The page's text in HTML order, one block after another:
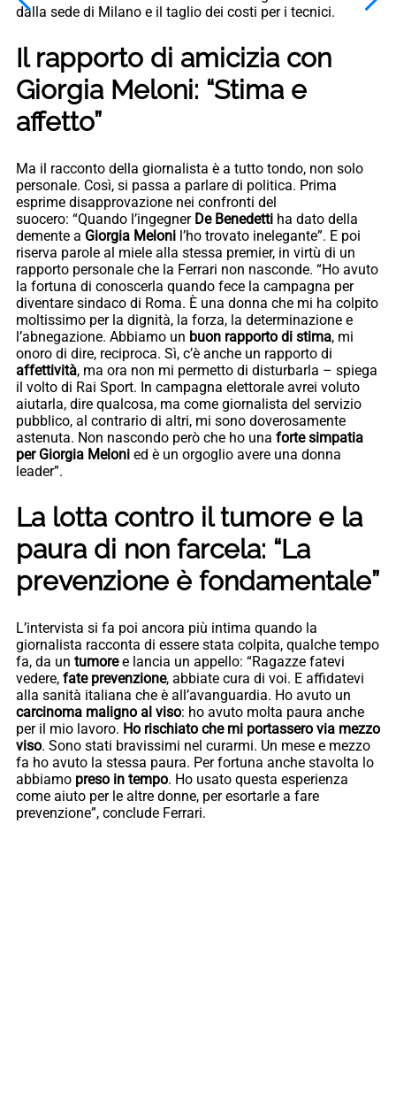
dalla sede di Milano e il taglio dei costi per i tecnici.
Il rapporto di amicizia con
Giorgia Meloni: “Stima e
affetto”
Ma il racconto della giornalista è a tutto tondo, non solo
personale. Così, si passa a parlare di politica. Prima
esprime disapprovazione nei confronti del
suocero: “Quando l’ingegnerDe Benedetti ha dato della
demente a Giorgia Meloni l’ho trovato inelegante”. E poi
riserva parole al miele alla stessa premier, in virtù di un
rapporto personale che la Ferrari non nasconde. “Ho avuto
la fortuna di conoscerla quando fece la campagna per
diventare sindaco di Roma. È una donna che mi ha colpito
moltissimo per la dignità, la forza, la determinazione e
l’abnegazione. Abbiamo un buon rapporto di stima, mi
onoro di dire, reciproca. Sì, c’è anche un rapporto di
affettività, ma ora non mi permetto di disturbarla – spiega
il volto di Rai Sport. In campagna elettorale avrei voluto
aiutarla, dire qualcosa, ma come giornalista del servizio
pubblico, al contrario di altri, mi sono doverosamente
astenuta. Non nascondo però che ho una forte simpatia
per Giorgia Meloni ed è un orgoglio avere una donna
leader”.
La lotta contro il tumore e la
paura di non farcela: “La
prevenzione è fondamentale”
L’intervista si fa poi ancora più intima quando la
giornalista racconta di essere stata colpita, qualche tempo
fa, da un tumoree lancia un appello: “Ragazze fatevi
vedere, fate prevenzione, abbiate cura di voi. E affidatevi
alla sanità italiana che è all’avanguardia. Ho avuto un
carcinoma maligno al viso: ho avuto molta paura anche
per il mio lavoro. Ho rischiato che mi portassero via mezzo
viso. Sono stati bravissimi nel curarmi. Un mese e mezzo
fa ho avuto la stessa paura. Per fortuna anche stavolta lo
abbiamo preso in tempo. Ho usato questa esperienza
come aiuto per le altre donne, per esortarle a fare
prevenzione”, conclude Ferrari.